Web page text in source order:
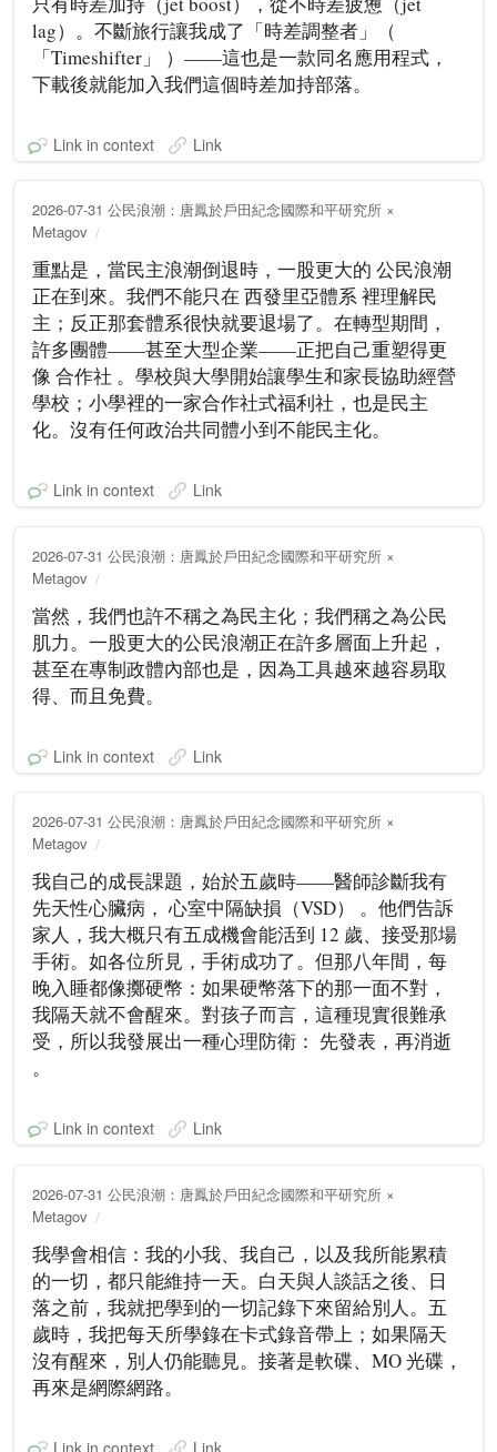
lag）。不斷旅行讓我成了「時差調整者」（
「Timeshifter」 ）——這也是一款同名應用程式，
下載後就能加入我們這個時差加持部落。
Link in context Link
2026-07-31 公民浪潮：唐鳳於戶田紀念國際和平研究所 ×
Metagov
重點是，當民主浪潮倒退時，一股更大的 公民浪潮
正在到來。我們不能只在 西發里亞體系 裡理解民
主；反正那套體系很快就要退場了。在轉型期間，
許多團體——甚至大型企業——正把自己重塑得更
像 合作社 。學校與大學開始讓學生和家長協助經營
學校；小學裡的一家合作社式福利社，也是民主
化。沒有任何政治共同體小到不能民主化。
Link in context Link
2026-07-31 公民浪潮：唐鳳於戶田紀念國際和平研究所 ×
Metagov
當然，我們也許不稱之為民主化；我們稱之為公民
肌力。一股更大的公民浪潮正在許多層面上升起，
甚至在專制政體內部也是，因為工具越來越容易取
得、而且免費。
Link in context Link
2026-07-31 公民浪潮：唐鳳於戶田紀念國際和平研究所 ×
Metagov
我自己的成長課題，始於五歲時——醫師診斷我有
先天性心臟病， 心室中隔缺損（VSD） 。他們告訴
家人，我大概只有五成機會能活到 12 歲、接受那場
手術。如各位所見，手術成功了。但那八年間，每
晚入睡都像擲硬幣：如果硬幣落下的那一面不對，
我隔天就不會醒來。對孩子而言，這種現實很難承
受，所以我發展出一種心理防衛： 先發表，再消逝
。
Link in context Link
2026-07-31 公民浪潮：唐鳳於戶田紀念國際和平研究所 ×
Metagov
我學會相信：我的小我、我自己，以及我所能累積
的一切，都只能維持一天。白天與人談話之後、日
落之前，我就把學到的一切記錄下來留給別人。五
歲時，我把每天所學錄在卡式錄音帶上；如果隔天
沒有醒來，別人仍能聽見。接著是軟碟、MO 光碟，
再來是網際網路。